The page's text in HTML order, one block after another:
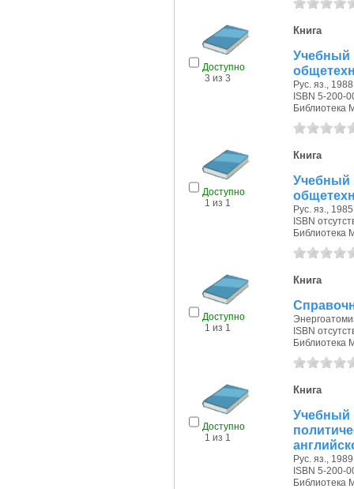
Доступно
3 из 3
Книга
Учебный
Рус. яз., 1988
ISBN 5-200-
Доступно
1 из 1
Книга
Рус. яз., 1985
ISBN
Доступно
1 из 1
Книга
ISBN
Доступно
1 из 1
Книга
Рус. яз., 1989
ISBN 5-200-